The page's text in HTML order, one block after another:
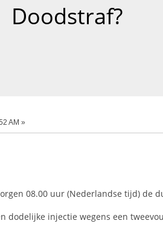
Doodstraf?
AM »
08.00 uur (Nederlandse tijd) de
dodelijke injectie wegens een